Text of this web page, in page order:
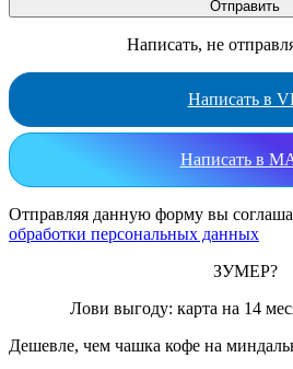
Написать, не
Написать в
Написать в
Отправляя данную форму вы
обработки персональных данных
ЗУМЕР?
Лови выгоду: карта на 14
Дешевле, чем чашка кофе на